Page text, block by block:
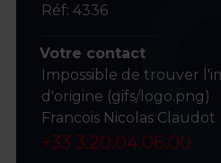
Réf: 4336
Votre contact
Impossible de trouver
d'origine (gifs/logo.png)
Francois Nicolas Claudot
+33 3.20.04.06.00